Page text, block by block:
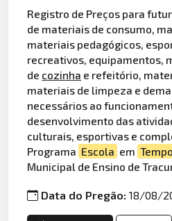
Registro de Preços para
de materiais de consumo,
materiais pedagógicos,
recreativos, equipamentos,
de cozinha e refeitório,
materiais de limpeza e
necessários ao
desenvolvimento das
culturais, esportivas e
Programa Escola em Tempo
Municipal de Ensino de
Data do Pregão:18/08/